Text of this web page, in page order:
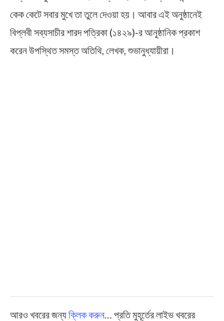
কেক কেটে সবার মুখে তা তুলে দেওয়া হয়। আবার এই অনুষ্ঠানেই
বিপ্লবী সব্যসাচীর শারদ পত্রিকা (১৪২৯)-র আনুষ্ঠানিক প্রকাশ
করেন উপস্থিত সমস্ত অতিথি, লেখক, শুভানুধ্যায়ীরা।
আরও খবরের জন্যক্লিক করুন… প্রতি মুহূর্তের লাইভ খবরের